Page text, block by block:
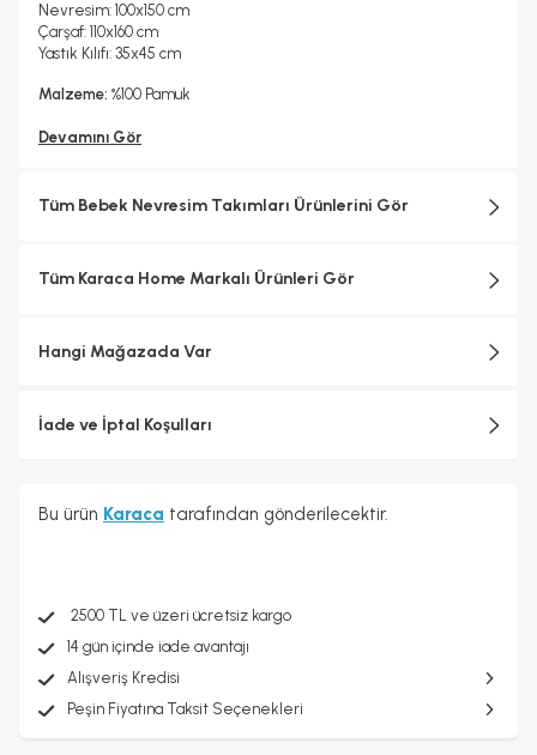
Nevresim: 100x150 cm
Çarşaf: 110x160 cm
Yastık Kılıfı: 35x45 cm
Malzeme: %100 Pamuk
Devamını Gör
Tüm Bebek Nevresim Takımları Ürünlerini Gör
Tüm Karaca Home Markalı Ürünleri Gör
Hangi Mağazada Var
İade ve İptal Koşulları
Bu ürün Karaca tarafından gönderilecektir.
2500 TL ve üzeri ücretsiz kargo
14 gün içinde iade avantajı
Alışveriş Kredisi
Peşin Fiyatına Taksit Seçenekleri